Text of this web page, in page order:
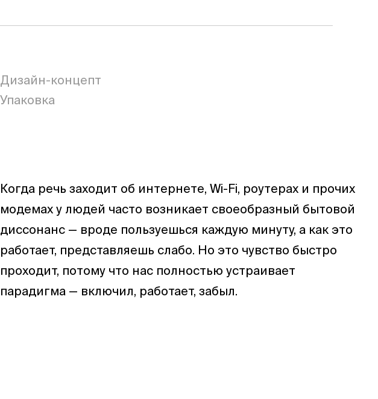
Дизайн-концепт
Упаковка
Когда речь заходит об интернете, Wi-Fi, роутерах и прочих
модемах у людей часто возникает своеобразный бытовой
диссонанс — вроде пользуешься каждую минуту, а как это
работает, представляешь слабо. Но это чувство быстро
проходит, потому что нас полностью устраивает
парадигма — включил, работает, забыл.